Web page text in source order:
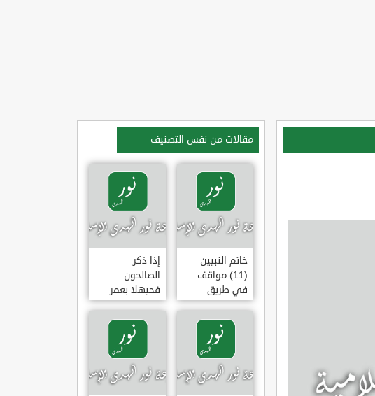
مقالات من نفس التصنيف
خاتم النبيين
(11) مواقف
في طريق
الهجرة
إذا ذكر
الصالحون
فحيهلا بعمر
(خطبة)